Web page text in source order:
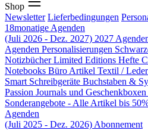
Shop
Newsletter Lieferbedingungen
18monatige Agenden
(Juli 2026 - Dez. 2027) 2027
Agenden Personalisierungen
NotizbücherLimited Editions Hefte
Notebooks Büro Artikel Textil /
Smart Schreibgeräte Buchstaben &
Passion Journals und Geschenkboxen
Sonderangebote - Alle Artikel bis
Agenden
(Juli 2025 - Dez. 2026) Abonnement